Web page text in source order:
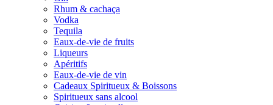
Rhum & cachaça
Vodka
Tequila
Eaux-de-vie de fruits
Liqueurs
Apéritifs
Eaux-de-vie de vin
Cadeaux Spiritueux & Boissons
Spiritueux sans alcool